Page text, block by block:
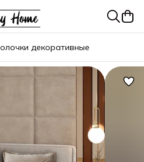
декоративные